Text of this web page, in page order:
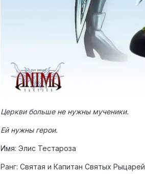
Церкви больше не нужны мученики.
Ей нужны герои.
Имя: Элис Тестароза
Ранг: Святая и Капитан Святых Рыцарей